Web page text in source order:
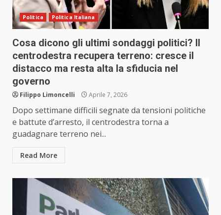
Politica Politica Italiana
Cosa dicono gli ultimi sondaggi politici? Il
centrodestra recupera terreno: cresce il
distacco ma resta alta la sfiducia nel
governo
Filippo Limoncelli Aprile 7, 2026
Dopo settimane difficili segnate da tensioni politiche
e battute d’arresto, il centrodestra torna a
guadagnare terreno nei...
Read More